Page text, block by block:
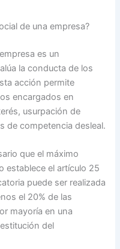
de una empresa?
es un
la conducta de los
acción permite
encargados en
usurpación de
de competencia desleal.
que el máximo
establece el artículo 25
puede ser realizada
el 20% de las
mayoría en una
del